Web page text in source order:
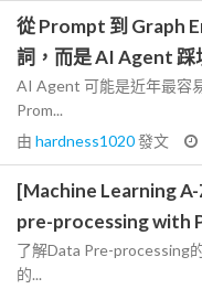
從 Prompt 到 Graph
詞，而是 AI Agent 踩
AI Agent 可能是近年最容
Prom...
由 hardness1020發文
[Machine Learning
pre-processing with
了解Data Pre-processing
的...